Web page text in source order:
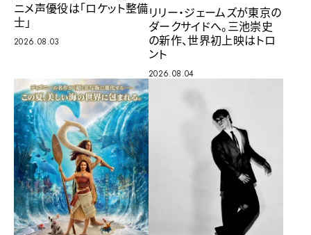
ニメ声優役は「ロケット整備
士」
2026.08.03
リリー・ジェームズが東京の
ダークサイドへ。三池崇史
の新作、世界初上映はトロ
ント
2026.08.04